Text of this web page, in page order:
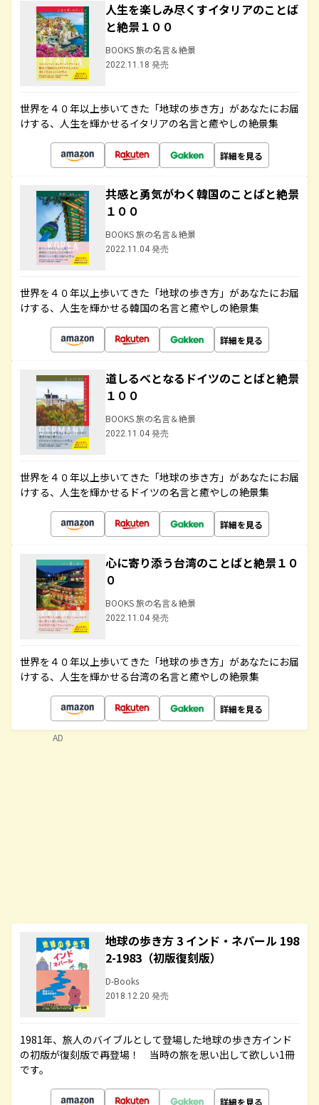
人生を楽しみ尽くすイタリアのことば
と絶景１００
BOOKS 旅の名言＆絶景
2022.11.18 発売
世界を４０年以上歩いてきた「地球の歩き方」があなたにお届
けする、人生を輝かせるイタリアの名言と癒やしの絶景集
詳細を見る
共感と勇気がわく韓国のことばと絶景
１００
BOOKS 旅の名言＆絶景
2022.11.04 発売
世界を４０年以上歩いてきた「地球の歩き方」があなたにお届
けする、人生を輝かせる韓国の名言と癒やしの絶景集
詳細を見る
道しるべとなるドイツのことばと絶景
１００
BOOKS 旅の名言＆絶景
2022.11.04 発売
世界を４０年以上歩いてきた「地球の歩き方」があなたにお届
けする、人生を輝かせるドイツの名言と癒やしの絶景集
詳細を見る
心に寄り添う台湾のことばと絶景１０
０
BOOKS 旅の名言＆絶景
2022.11.04 発売
世界を４０年以上歩いてきた「地球の歩き方」があなたにお届
けする、人生を輝かせる台湾の名言と癒やしの絶景集
詳細を見る
地球の歩き方 3 インド・ネパール 198
2-1983（初版復刻版）
D-Books
2018.12.20 発売
1981年、旅人のバイブルとして登場した地球の歩き方インド
の初版が復刻版で再登場！ 当時の旅を思い出して欲しい1冊
です。
詳細を見る
AD